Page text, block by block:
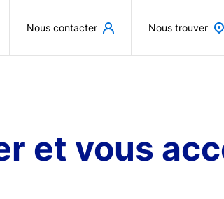
Nous contacter Nous trouver
et vous